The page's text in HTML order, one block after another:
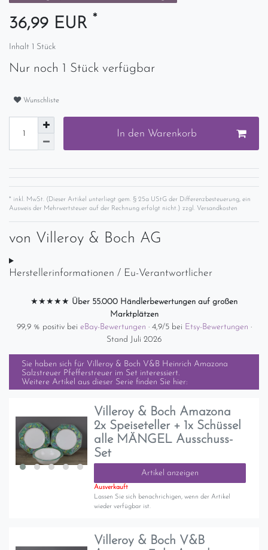
36,99 EUR *
Inhalt 1 Stück
Nur noch 1 Stück verfügbar
Wunschliste
In den Warenkorb
* inkl. MwSt. (Dieser Artikel unterliegt gem. § 25a UStG der Differenzbesteuerung, ein
Ausweis der Mehrwertsteuer auf der Rechnung erfolgt nicht.) zzgl. Versandkosten
von Villeroy & Boch AG
Herstellerinformationen / Eu-Verantwortlicher
★★★★★ Über 55.000 Händlerbewertungen auf großen
Marktplätzen
99,9 % positiv bei eBay-Bewertungen · 4,9/5 bei Etsy-Bewertungen ·
Stand Juli 2026
Sie haben sich für Villeroy & Boch V&B Heinrich Amazona
Salzstreuer Pfefferstreuer im Set interessiert.
Weitere Artikel aus dieser Serie finden Sie hier:
Villeroy & Boch Amazona
2x Speiseteller + 1x Schüssel
alle MÄNGEL Ausschuss-
Set
Artikel anzeigen
Ausverkauft
Lassen Sie sich benachrichigen, wenn der Artikel
wieder verfügbar ist.
Villeroy & Boch V&B